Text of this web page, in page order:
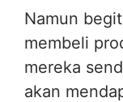
Namun
membeli
mereka
akan